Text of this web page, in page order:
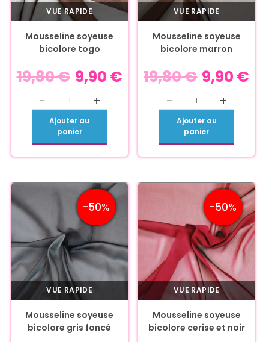
VUE RAPIDE
Mousseline soyeuse
bicolore togo
19,80€ 9,90 €
- +
Ajouter au
panier
VUE RAPIDE
Mousseline soyeuse
bicolore marron
19,80€ 9,90 €
- +
Ajouter au
panier
-50%
VUE RAPIDE
Mousseline soyeuse
bicolore gris foncé
-50%
VUE RAPIDE
Mousseline soyeuse
bicolore cerise et noir